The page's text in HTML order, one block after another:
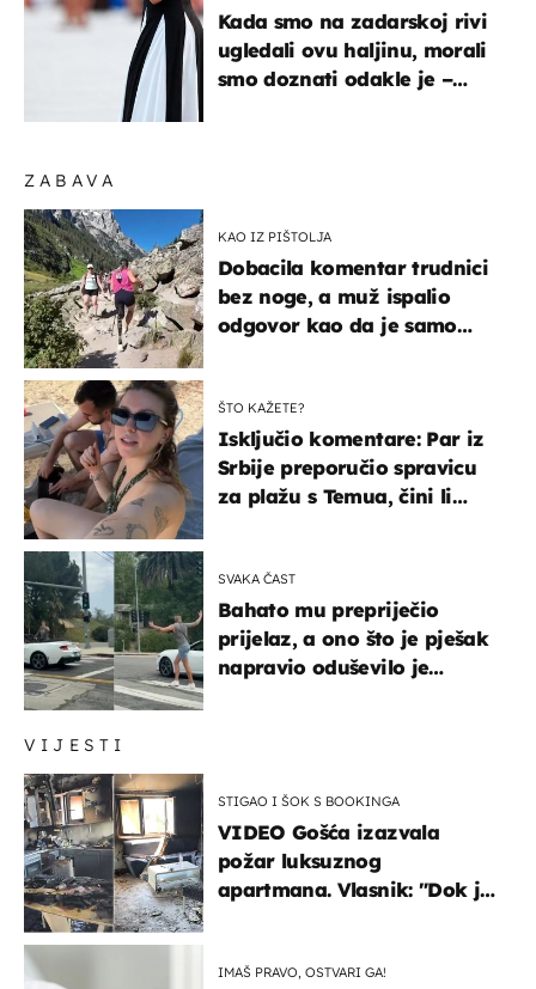
VIJESTI
STIGAO I ŠOK S BOOKINGA
VIDEO Gošća izazvala
požar luksuznog
apartmana. Vlasnik: "Dok je
IMAŠ PRAVO, OSTVARI GA!
ZABAVA
KAO IZ PIŠTOLJA
Dobacila komentar trudnici
bez noge, a muž ispalio
odgovor kao da je samo
ŠTO KAŽETE?
Isključio komentare: Par iz
Srbije preporučio spravicu
za plažu s Temua, čini li
SVAKA ČAST
Bahato mu prepriječio
prijelaz, a ono što je pješak
napravio oduševilo je
Kada smo na zadarskoj rivi
ugledali ovu haljinu, morali
smo doznati odakle je –